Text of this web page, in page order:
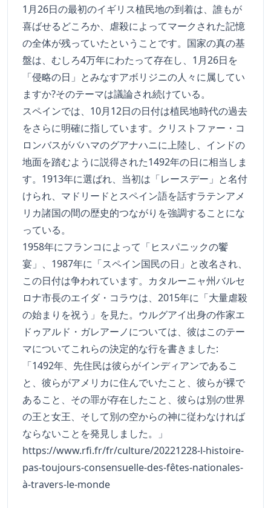
1月26日の最初のイギリス植民地の到着は、誰もが
喜ばせるどころか、虐殺によってマークされた記憶
の全体が残っていたということです。国家の真の基
盤は、むしろ4万年にわたって存在し、1月26日を
「侵略の日」とみなすアボリジニの人々に属してい
ますか?そのテーマは議論され続けている。
スペインでは、10月12日の日付は植民地時代の過去
をさらに明確に指しています。クリストファー・コ
ロンバスがバハマのグアナハニに上陸し、インドの
地面を踏むように説得された1492年の日に相当しま
す。1913年に選ばれ、当初は「レースデー」と名付
けられ、マドリードとスペイン語を話すラテンアメ
リカ諸国の間の歴史的つながりを強調することにな
っている。
1958年にフランコによって「ヒスパニックの饗
宴」、1987年に「スペイン国民の日」と改名され、
この日付は争われています。カタルーニャ州バルセ
ロナ市長のエイダ・コラウは、2015年に「大量虐殺
の始まりを祝う」を見た。ウルグアイ出身の作家エ
ドゥアルド・ガレアーノについては、彼はこのテー
マについてこれらの決定的な行を書きました:
「1492年、先住民は彼らがインディアンであるこ
と、彼らがアメリカに住んでいたこと、彼らが裸で
あること、その罪が存在したこと、彼らは別の世界
の王と女王、そして別の空からの神に従わなければ
ならないことを発見しました。」
https://www.rfi.fr/fr/culture/20221228-l-histoire-
pas-toujours-consensuelle-des-fêtes-nationales-
à-travers-le-monde